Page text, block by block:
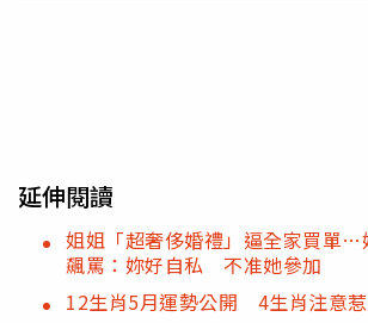
延伸閱讀
姐姐「超奢侈婚禮」逼全家買單…
飆罵：妳好自私 不准她參加
12生肖5月運勢公開 4生肖注意